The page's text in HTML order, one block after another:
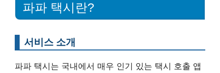
파파 택시란?
서비스 소개
파파 택시는 국내에서 매우 인기 있는 택시 호출 앱